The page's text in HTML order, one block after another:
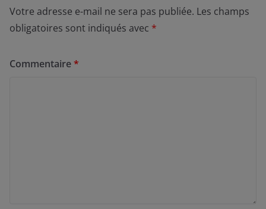
Votre adresse e-mail ne sera pas publiée. Les champs
obligatoires sont indiqués avec *
Commentaire*